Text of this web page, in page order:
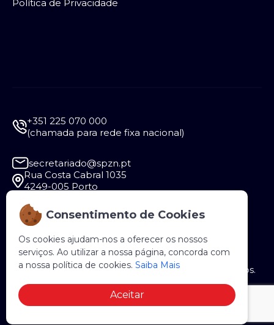
Consentimento de Cookies
Os cookies ajudam-nos a oferecer os nossos
serviços. Ao utilizar a nossa página, concorda com
a nossa política de cookies. Saiba Mais
Aceitar
Política de Privacidade
+351 225 070 000
(chamada para rede fixa nacional)
secretariado@spzn.pt
Rua Costa Cabral 1035
4249-005 Porto
Segunda a Sexta - 9:30 às 12:30 e das 14:00 às
18:00
Copyright © 2026 SPZN. Todos os direitos reservados.